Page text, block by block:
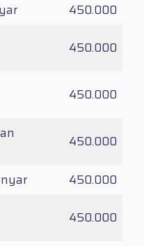
450.000
450.000
450.000
450.000
450.000
450.000